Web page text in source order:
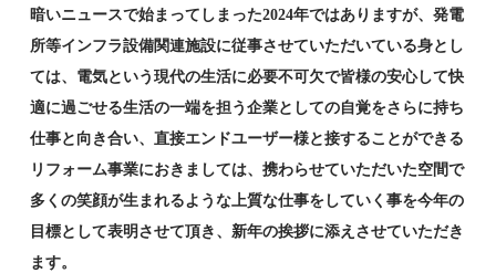
暗いニュースで始まってしまった2024年ではありますが、発電
所等インフラ設備関連施設に従事させていただいている身とし
ては、電気という現代の生活に必要不可欠で皆様の安心して快
適に過ごせる生活の一端を担う企業としての自覚をさらに持ち
仕事と向き合い、直接エンドユーザー様と接することができる
リフォーム事業におきましては、携わらせていただいた空間で
多くの笑顔が生まれるような上質な仕事をしていく事を今年の
目標として表明させて頂き、新年の挨拶に添えさせていただき
ます。